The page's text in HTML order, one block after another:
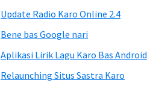
Update Radio Karo Online 2.4
Bene bas Google nari
Aplikasi Lirik Lagu Karo Bas Android
Relaunching Situs Sastra Karo